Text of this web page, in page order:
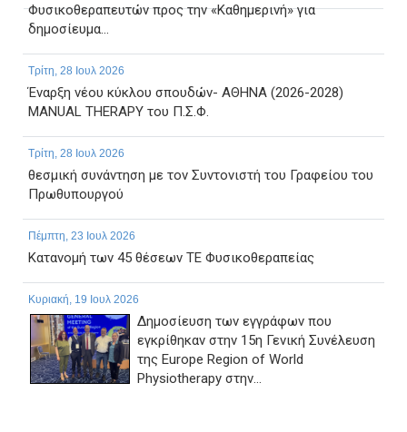
Φυσικοθεραπευτών προς την «Καθημερινή» για
δημοσίευμα...
Τρίτη, 28 Ιουλ 2026
Έναρξη νέου κύκλου σπουδών- ΑΘΗΝΑ (2026-2028)
MANUAL THERAPY του Π.Σ.Φ.
Τρίτη, 28 Ιουλ 2026
θεσμική συνάντηση με τον Συντονιστή του Γραφείου του
Πρωθυπουργού
Πέμπτη, 23 Ιουλ 2026
Κατανομή των 45 θέσεων ΤΕ Φυσικοθεραπείας
Κυριακή, 19 Ιουλ 2026
Δημοσίευση των εγγράφων που
εγκρίθηκαν στην 15η Γενική Συνέλευση
της Europe Region of World
Physiotherapy στην...